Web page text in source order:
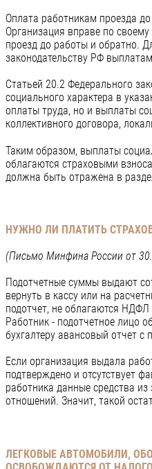
Оплата работникам проезда
Организация вправе по
проезд до работы и обратно.
законодательству РФ
Статьей 20.2 Федерального
социального характера в
оплаты труда, но и выплаты
коллективного договора,
Таким образом, выплаты
облагаются страховыми
должна быть отражена в
НУЖНО ЛИ ПЛАТИТЬ
(Письмо Минфина России от
Подотчетные суммы выдают
вернуть в кассу или на
подотчет, не облагаются
Работник - подотчетное лицо
бухгалтеру авансовый отчет
Если организация выдала
подтверждено и отсутствует
работника данные средства
отношений. Значит, такой
ЛЕГКОВЫЕ АВТОМОБИЛИ,